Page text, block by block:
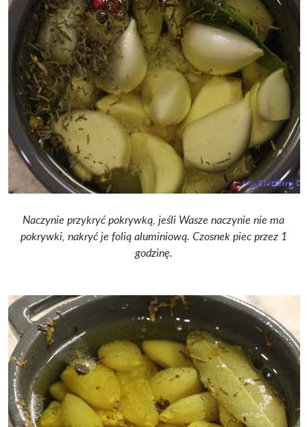
Naczynie przykryć pokrywką, jeśli Wasze naczynie nie ma
pokrywki, nakryć je folią aluminiową. Czosnek piec przez 1
godzinę.